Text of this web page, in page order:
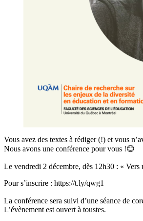
Vous avez des textes à rédiger (!) et vous
Nous avons une conférence pour vous !😊
Le vendredi 2 décembre, dès 12h30 : «
Pour s’inscrire : https://t.ly/qwg1
La conférence sera suivi d’une séance de
L’évènement est ouvert à toustes.